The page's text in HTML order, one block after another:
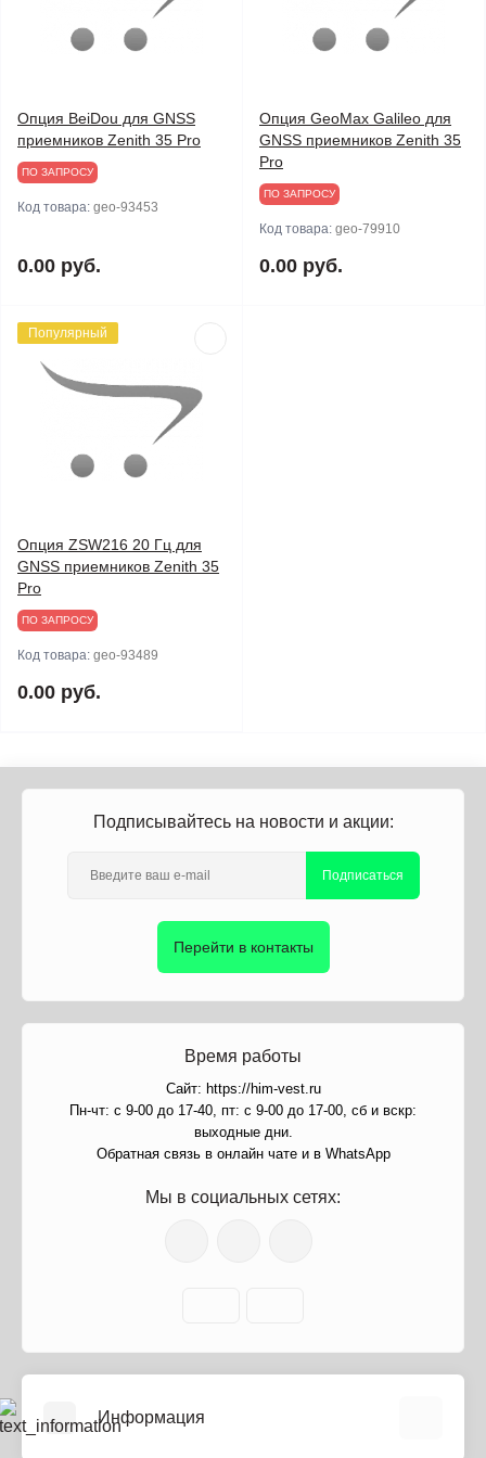
Опция BeiDou для GNSS
приемников Zenith 35 Pro
ПО ЗАПРОСУ
Код товара: geo-93453
0.00 руб.
Опция GeoMax Galileo для
GNSS приемников Zenith 35
Pro
ПО ЗАПРОСУ
Код товара: geo-79910
0.00 руб.
Популярный
Опция ZSW216 20 Гц для
GNSS приемников Zenith 35
Pro
ПО ЗАПРОСУ
Код товара: geo-93489
0.00 руб.
Подписывайтесь на новости и акции:
Подписаться
Перейти в контакты
Время работы
Сайт: https://him-vest.ru
Пн-чт: с 9-00 до 17-40, пт: с 9-00 до 17-00, сб и вскр:
выходные дни.
Обратная связь в онлайн чате и в WhatsApp
Мы в социальных сетях:
Информация